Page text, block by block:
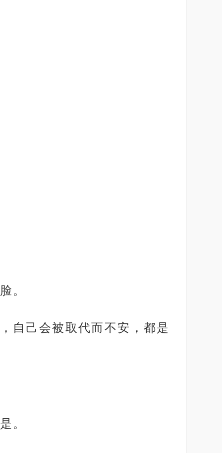
。
自己会被取代而不安，都是
。